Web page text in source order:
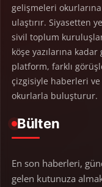
gelişmeleri
ulaştırır. Siyasetten
sivil toplum
köşe yazılarına
platform, farklı
çizgisiyle haberleri ve
okurlarla buluşturur.
Bülten
En son haberleri,
gelen kutunuza